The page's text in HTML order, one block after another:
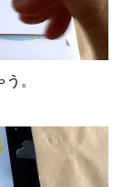
。